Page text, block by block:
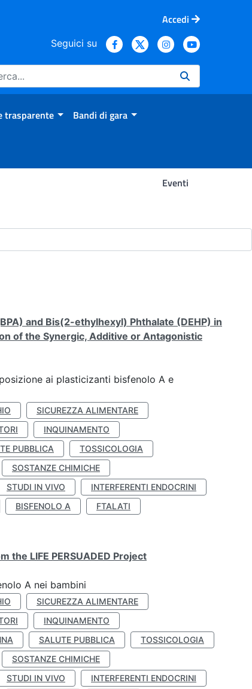
Accedi
Seguici su
trasparente Bandi di gara
Eventi
and Bis(2-ethylhexyl) Phthalate (DEHP) in
of the Synergic, Additive or Antagonistic
ai plasticizanti bisfenolo A e
SICUREZZA ALIMENTARE
INQUINAMENTO
PUBBLICA
TOSSICOLOGIA
SOSTANZE CHIMICHE
STUDI IN VIVO
INTERFERENTI ENDOCRINI
BISFENOLO A
FTALATI
the LIFE PERSUADED Project
A nei bambini
SICUREZZA ALIMENTARE
INQUINAMENTO
SALUTE PUBBLICA
TOSSICOLOGIA
SOSTANZE CHIMICHE
STUDI IN VIVO
INTERFERENTI ENDOCRINI